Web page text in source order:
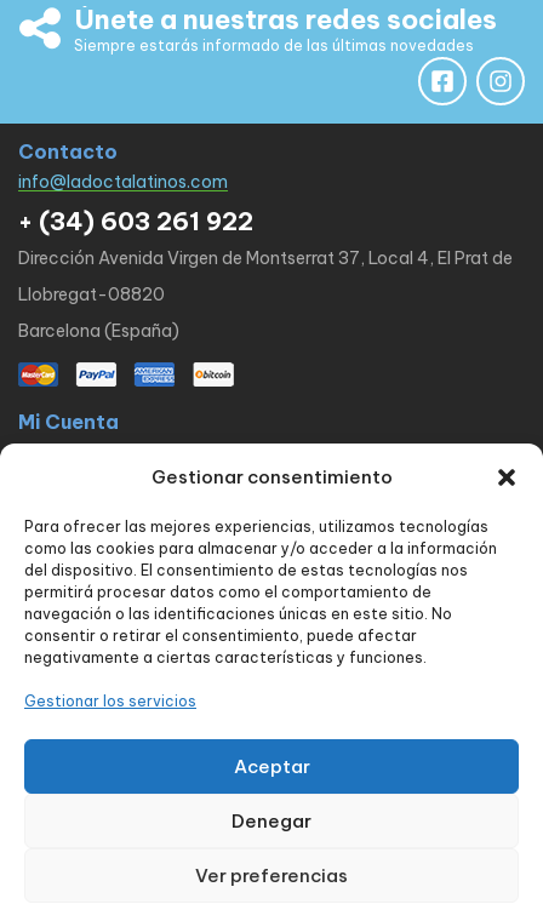
Gestionar consentimiento
Para ofrecer las mejores experiencias, utilizamos tecnologías
como las cookies para almacenar y/o acceder a la información
del dispositivo. El consentimiento de estas tecnologías nos
permitirá procesar datos como el comportamiento de
navegación o las identificaciones únicas en este sitio. No
consentir o retirar el consentimiento, puede afectar
negativamente a ciertas características y funciones.
Gestionar los servicios
Aceptar
Denegar
Ver preferencias
Únete a nuestras redes sociales
Siempre estarás informado de las últimas novedades
Contacto
info@ladoctalatinos.com
+ (34) 603 261 922
Dirección Avenida Virgen de Montserrat 37, Local 4, El Prat de
Llobregat-08820
Barcelona (España)
Mi Cuenta
Políticas
FAQ Avisos legales
Política de privacidad
Política de envío y devoluciones
Política de cookies
Nuestros servicios